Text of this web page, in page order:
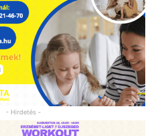
- Hirdetés -